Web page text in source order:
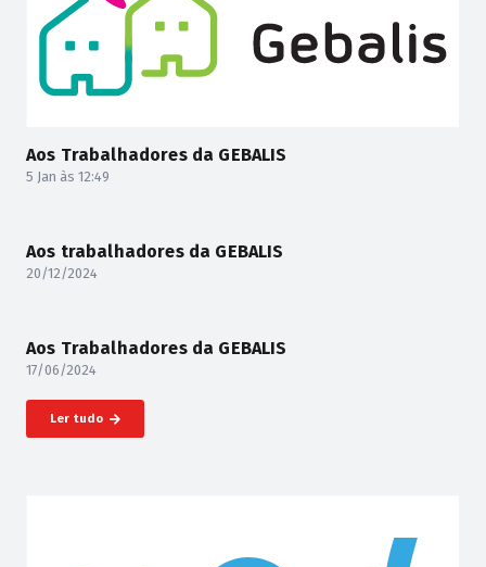
Aos Trabalhadores da GEBALIS
5 Jan às 12:49
Aos trabalhadores da GEBALIS
20/12/2024
Aos Trabalhadores da GEBALIS
17/06/2024
Ler tudo